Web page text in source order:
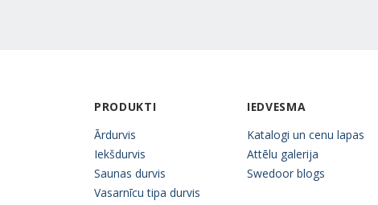
PRODUKTI
Ārdurvis
Iekšdurvis
Saunas durvis
Vasarnīcu tipa durvis
IEDVESMA
Katalogi un cenu lapas
Attēlu galerija
Swedoor blogs